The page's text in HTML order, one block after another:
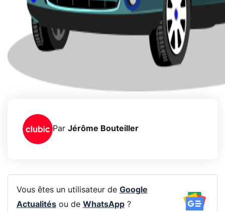
Par Jérôme Bouteiller
Vous êtes un utilisateur de Google
Actualitésou de WhatsApp?